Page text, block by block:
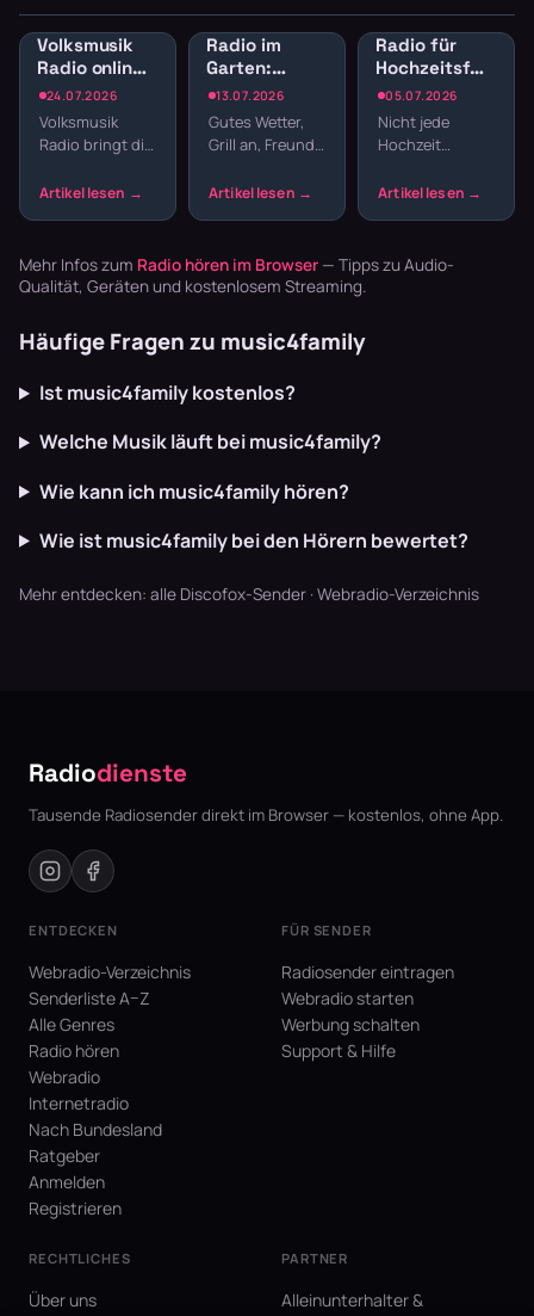
24.07.2026
Volksmusik
Radio online:
Traditionelle
Klänge und
Blasmusik
Volksmusik
Radio bringt dir
ins
Akkordeon,
Blaskapellen.
13.07.2026
Radio im
Garten:
Sender für
Gartenparty
und
Grillabend
Gutes Wetter,
Grill an, Freunde
noch die
Sender im
Garten läu…
05.07.2026
Radio für
Hochzeitsfeier:
Sender für
Empfang,
Dinner und
Nicht jede
Hochzeit
DJ. Webradio
Musik für alle
Mehr Infos zum Radio hören im Browser — Tipps zu Audio-
Qualität, Geräten und kostenlosem Streaming.
Häufige Fragen zu music4family
Ist music4family kostenlos?
Welche Musik läuft bei music4family?
Wie kann ich music4family hören?
Wie ist music4family bei den Hörern bewertet?
Mehr entdecken: alle Discofox-Sender · Webradio-Verzeichnis
Radiodienste
Tausende Radiosender direkt im Browser — kostenlos, ohne App.
ENTDECKEN
Webradio-Verzeichnis
Senderliste A–Z
Alle Genres
Radio hören
Webradio
Internetradio
Nach Bundesland
Ratgeber
Anmelden
Registrieren
FÜR SENDER
Radiosender eintragen
Webradio starten
Werbung schalten
Support & Hilfe
RECHTLICHES
Über uns
PARTNER
Alleinunterhalter &